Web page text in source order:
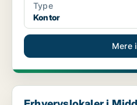
Type
Kontor
Mere
Erhvervslokaler i Middelfart